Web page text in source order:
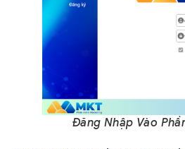
Đăng Nhập Vào